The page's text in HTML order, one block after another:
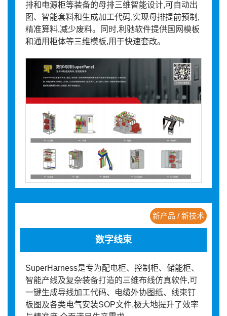
排和电源柜等装备的母排三维智能设计,可自动出
图、智能套料和生成加工代码,实现母排提前预制,
精准算料,减少废料。同时,利驰软件提供国网模板
和通用柜体等三维模板,用于快速套改。
新产品 / 新技术
数字线束
SuperHarness是专为配电柜、控制柜、储能柜、
智能产线及复杂装备打造的三维布线仿真软件,可
一键生成导线加工代码、电缆外协图纸、线束钉
板图及各类电气安装SOP文件,极大地提升了效率